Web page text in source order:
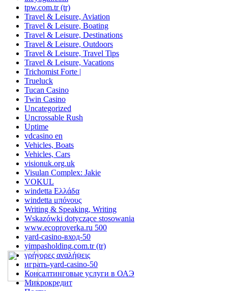
tpw.com.tr (tr)
Travel & Leisure, Aviation
Travel & Leisure, Boating
Travel & Leisure, Destinations
Travel & Leisure, Outdoors
Travel & Leisure, Travel Tips
Travel & Leisure, Vacations
Trichomist Forte |
Trueluck
Tucan Casino
Twin Casino
Uncategorized
Uncrossable Rush
Uptime
vdcasino en
Vehicles, Boats
Vehicles, Cars
visionuk.org.uk
Visulan Complex: Jakie
VOKUL
windetta Ελλάδα
windetta μπόνους
Writing & Speaking, Writing
Wskazówki dotyczące stosowania
www.ecoproverka.ru 500
yard-casino-вход-50
yimpasholding.com.tr (tr)
γρήγορες αναλήψεις
играть-yard-casino-50
Консалтинговые услуги в ОАЭ
Микрокредит